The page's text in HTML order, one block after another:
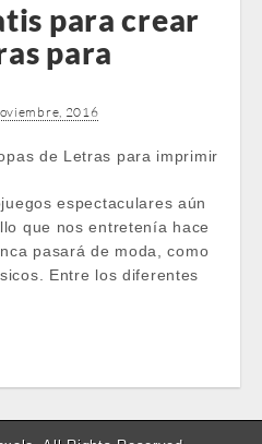
para crear
para
2016
espectaculares aún
que nos entretenía hace
pasará de moda, como
Entre los diferentes